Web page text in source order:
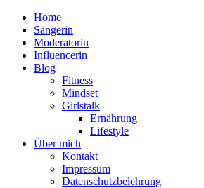
Home
Sängerin
Moderatorin
Influencerin
Blog
Fitness
Mindset
Girlstalk
Ernährung
Lifestyle
Über mich
Kontakt
Impressum
Datenschutzbelehrung